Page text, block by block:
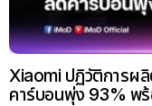
Xiaomi ปฏิวัติการผลิ
คาร์บอนพุ่ง 93% พ